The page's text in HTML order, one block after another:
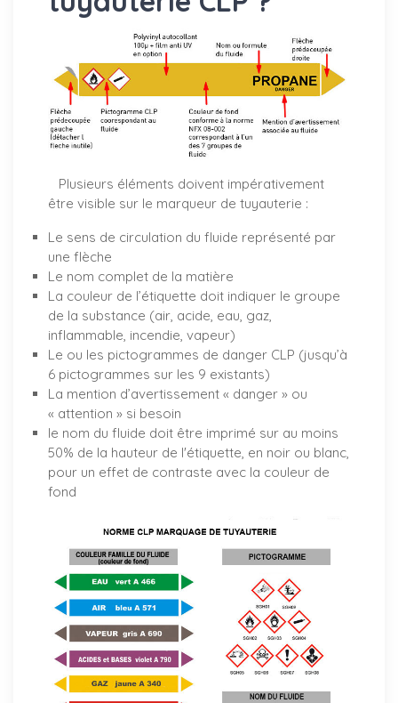
Plusieurs éléments doivent impérativement
être visible sur le marqueur de tuyauterie :
Le sens de circulation du fluide représenté par
une flèche
Le nom complet de la matière
La couleur de l’étiquette doit indiquer le groupe
de la substance (air, acide, eau, gaz,
inflammable, incendie, vapeur)
Le ou les pictogrammes de danger CLP (jusqu’à
6 pictogrammes sur les 9 existants)
La mention d’avertissement « danger » ou
« attention » si besoin
le nom du fluide doit être imprimé sur au moins
50% de la hauteur de l'étiquette, en noir ou blanc,
pour un effet de contraste avec la couleur de
fond